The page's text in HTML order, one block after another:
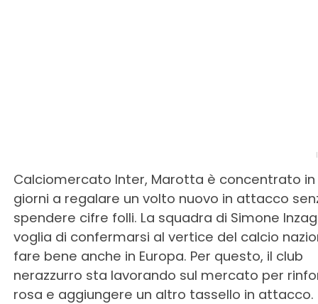
Calciomercato Inter, Marotta è concentrato
giorni a regalare un volto nuovo in attacco
spendere cifre folli. La squadra di Simone
voglia di confermarsi al vertice del calcio
fare bene anche in Europa. Per questo, il club
nerazzurro sta lavorando sul mercato per
rosa e aggiungere un altro tassello in attacco.